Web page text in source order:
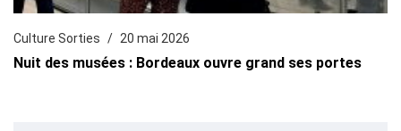
Culture Sorties 20 mai 2026
Nuit des musées : Bordeaux ouvre grand ses portes